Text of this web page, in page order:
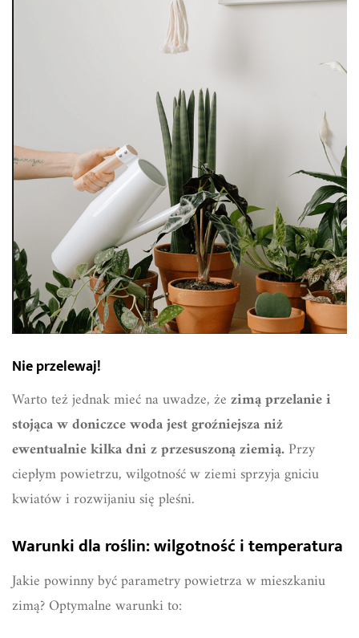
Nie przelewaj!
Warto też jednak mieć na uwadze, żezimą przelanie i
stojąca w doniczce woda jest groźniejsza niż
ewentualnie kilka dni z przesuszoną ziemią.Przy
ciepłym powietrzu, wilgotność w ziemi sprzyja gniciu
kwiatów i rozwijaniu się pleśni.
Warunki dla roślin: wilgotność i temperatura
Jakie powinny być parametry powietrza w mieszkaniu
zimą? Optymalne warunki to: